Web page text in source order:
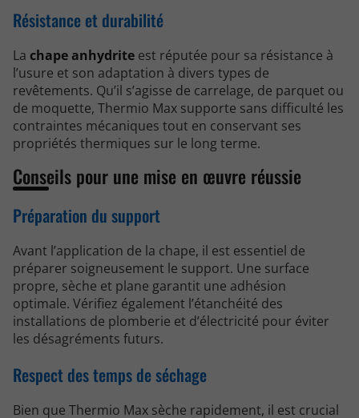
Résistance et durabilité
La chape anhydrite est réputée pour sa résistance à
l’usure et son adaptation à divers types de
revêtements. Qu’il s’agisse de carrelage, de parquet ou
de moquette, Thermio Max supporte sans difficulté les
contraintes mécaniques tout en conservant ses
propriétés thermiques sur le long terme.
Conseils pour une mise en œuvre réussie
Préparation du support
Avant l’application de la chape, il est essentiel de
préparer soigneusement le support. Une surface
propre, sèche et plane garantit une adhésion
optimale. Vérifiez également l’étanchéité des
installations de plomberie et d’électricité pour éviter
les désagréments futurs.
Respect des temps de séchage
Bien que Thermio Max sèche rapidement, il est crucial